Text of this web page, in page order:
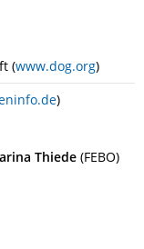
(www.dog.org)
)
Thiede (FEBO)